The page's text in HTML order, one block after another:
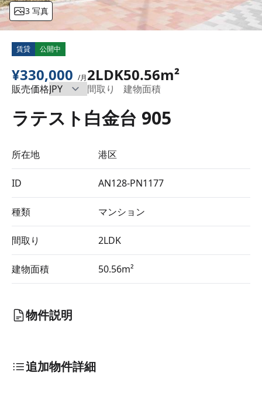
3 写真
賃貸 公開中
¥330,000 /月
販売価格
2LDK
間取り
50.56m²
建物面積
ラテスト白金台 905
所在地 港区
ID AN128-PN1177
種類 マンション
間取り 2LDK
建物面積 50.56m²
物件説明
追加物件詳細